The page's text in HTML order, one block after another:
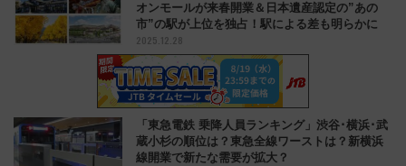
オンモールが来春開業＆日本遺産認定の”あの
市”の駅が上位を独占！駅による差も明らかに
2025.12.28
「東急電鉄 乗降人員ランキング」渋谷･横浜･武
蔵小杉の順位は？東急全線ワーストは？新横浜
線開業で新たな需要が拡大？